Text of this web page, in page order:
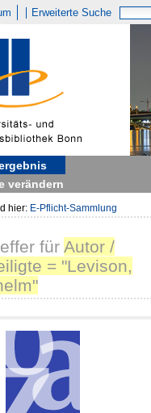
Erweiterte Suche
verändern
hier: E-Pflicht-Sammlung
für Autor /
= "Levison,